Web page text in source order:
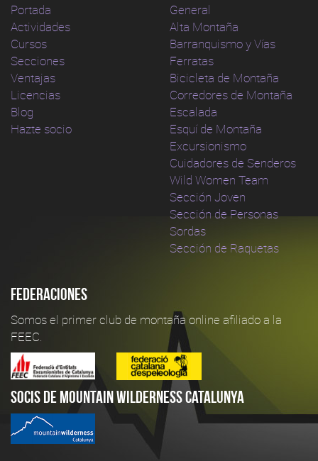
Portada
Actividades
Cursos
Secciones
Ventajas
Licencias
Blog
Hazte socio
General
Alta Montaña
Barranquismo y Vías
Ferratas
Bicicleta de Montaña
Corredores de Montaña
Escalada
Esquí de Montaña
Excursionismo
Cuidadores de Senderos
Wild Women Team
Sección Joven
Sección de Personas
Sordas
Sección de Raquetas
Federaciones
Somos el primer club de montaña online afiliado a la
FEEC.
Socis de Mountain Wilderness Catalunya